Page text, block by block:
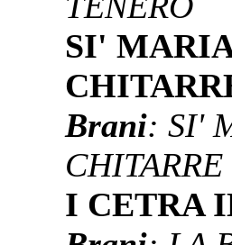
SI'
Brani: SI'
CHITARRE
I CETRA